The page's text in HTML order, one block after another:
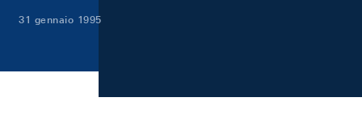
31 gennaio 1995